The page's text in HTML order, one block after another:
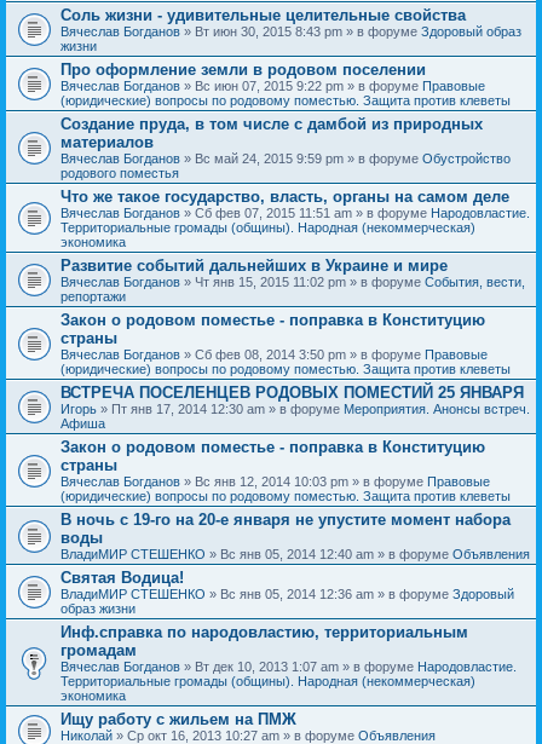
Соль жизни - удивительные целительные свойства
Вячеслав Богданов » Вт июн 30, 2015 8:43 pm » в форуме Здоровый образ
жизни
Про оформление земли в родовом поселении
Вячеслав Богданов » Вс июн 07, 2015 9:22 pm » в форуме Правовые
(юридические) вопросы по родовому поместью. Защита против клеветы
Создание пруда, в том числе с дамбой из природных
материалов
Вячеслав Богданов » Вс май 24, 2015 9:59 pm » в форуме Обустройство
родового поместья
Что же такое государство, власть, органы на самом деле
Вячеслав Богданов » Сб фев 07, 2015 11:51 am » в форуме Народовластие.
Территориальные громады (общины). Народная (некоммерческая)
экономика
Развитие событий дальнейших в Украине и мире
Вячеслав Богданов » Чт янв 15, 2015 11:02 pm » в форуме События, вести,
репортажи
Закон о родовом поместье - поправка в Конституцию
страны
Вячеслав Богданов » Сб фев 08, 2014 3:50 pm » в форуме Правовые
(юридические) вопросы по родовому поместью. Защита против клеветы
ВСТРЕЧА ПОСЕЛЕНЦЕВ РОДОВЫХ ПОМЕСТИЙ 25 ЯНВАРЯ
Игорь » Пт янв 17, 2014 12:30 am » в форуме Мероприятия. Анонсы встреч.
Афиша
Закон о родовом поместье - поправка в Конституцию
страны
Вячеслав Богданов » Вс янв 12, 2014 10:03 pm » в форуме Правовые
(юридические) вопросы по родовому поместью. Защита против клеветы
В ночь с 19-го на 20-е января не упустите момент набора
воды
ВладиМИР СТЕШЕНКО » Вс янв 05, 2014 12:40 am » в форуме Объявления
Святая Водица!
ВладиМИР СТЕШЕНКО » Вс янв 05, 2014 12:36 am » в форуме Здоровый
образ жизни
Инф.справка по народовластию, территориальным
громадам
Вячеслав Богданов » Вт дек 10, 2013 1:07 am » в форуме Народовластие.
Территориальные громады (общины). Народная (некоммерческая)
экономика
Ищу работу с жильем на ПМЖ
Николай » Ср окт 16, 2013 10:27 am » в форуме Объявления